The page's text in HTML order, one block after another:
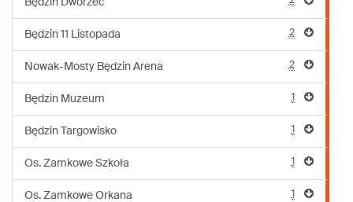
Będzin Dworzec
Będzin 11 Listopada 2
Nowak-Mosty Będzin Arena 2
Będzin Muzeum 1
Będzin Targowisko 1
Os. Zamkowe Szkoła 1
Os. Zamkowe Orkana 1